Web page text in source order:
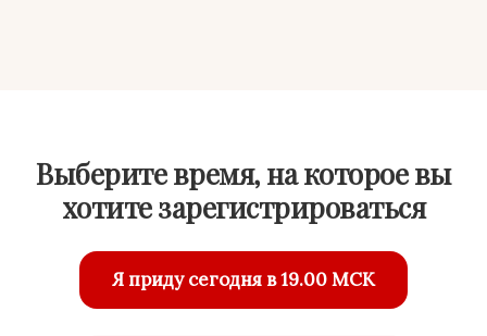
Выберите время, на которое вы
хотите зарегистрироваться
Я приду сегодня в 19.00 МСК